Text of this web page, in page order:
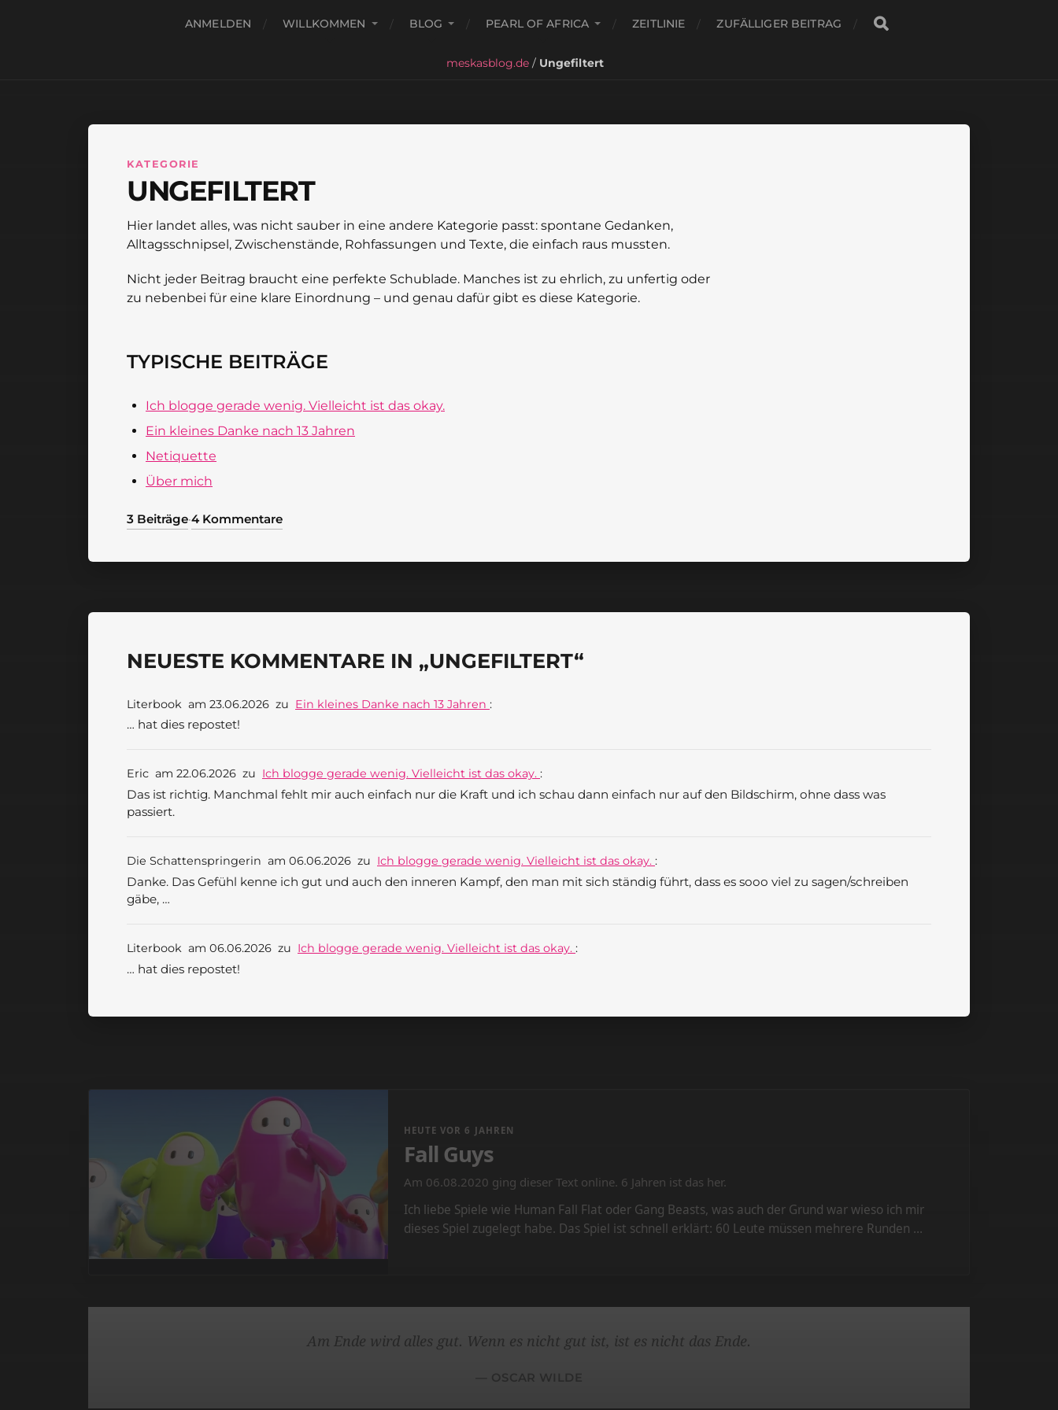
ANMELDEN WILLKOMMEN BLOG PEARL OF AFRICA ZEITLINIE ZUFÄLLIGER BEITRAG
meskasblog.de / Ungefiltert
KATEGORIE
UNGEFILTERT
Hier landet alles, was nicht sauber in eine andere Kategorie passt: spontane Gedanken,
Alltagsschnipsel, Zwischenstände, Rohfassungen und Texte, die einfach raus mussten.
Nicht jeder Beitrag braucht eine perfekte Schublade. Manches ist zu ehrlich, zu unfertig oder
zu nebenbei für eine klare Einordnung – und genau dafür gibt es diese Kategorie.
TYPISCHE BEITRÄGE
Ich blogge gerade wenig. Vielleicht ist das okay.
Ein kleines Danke nach 13 Jahren
Netiquette
Über mich
3 Beiträge·4 Kommentare
NEUESTE KOMMENTARE IN „UNGEFILTERT“
Literbook am 23.06.2026 zu Ein kleines Danke nach 13 Jahren :
… hat dies repostet!
Eric am 22.06.2026 zu Ich blogge gerade wenig. Vielleicht ist das okay. :
Das ist richtig. Manchmal fehlt mir auch einfach nur die Kraft und ich schau dann einfach nur auf den Bildschirm, ohne dass was
passiert.
Die Schattenspringerin am 06.06.2026 zu Ich blogge gerade wenig. Vielleicht ist das okay. :
Danke. Das Gefühl kenne ich gut und auch den inneren Kampf, den man mit sich ständig führt, dass es sooo viel zu sagen/schreiben
gäbe, …
Literbook am 06.06.2026 zu Ich blogge gerade wenig. Vielleicht ist das okay. :
… hat dies repostet!
HEUTE VOR 6 JAHREN
Fall Guys
Am 06.08.2020 ging dieser Text online. 6 Jahren ist das her.
Ich liebe Spiele wie Human Fall Flat oder Gang Beasts, was auch der Grund war wieso ich mir
dieses Spiel zugelegt habe. Das Spiel ist schnell erklärt: 60 Leute müssen mehrere Runden …
Am Ende wird alles gut. Wenn es nicht gut ist, ist es nicht das Ende.
OSCAR WILDE